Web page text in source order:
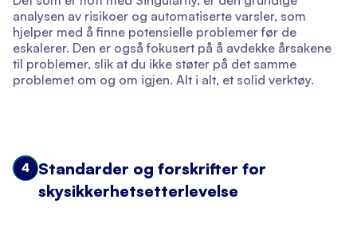
analysen av risikoer og automatiserte varsler, som
hjelper med å finne potensielle problemer før de
eskalerer. Den er også fokusert på å avdekke årsakene
til problemer, slik at du ikke støter på det samme
problemet om og om igjen. Alt i alt, et solid verktøy.
4
Standarder og forskrifter for
skysikkerhetsetterlevelse